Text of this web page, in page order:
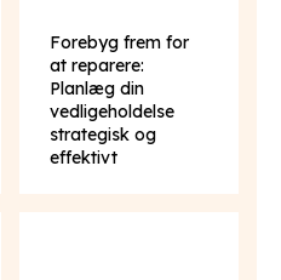
Forebyg frem for
at reparere:
Planlæg din
vedligeholdelse
strategisk og
effektivt